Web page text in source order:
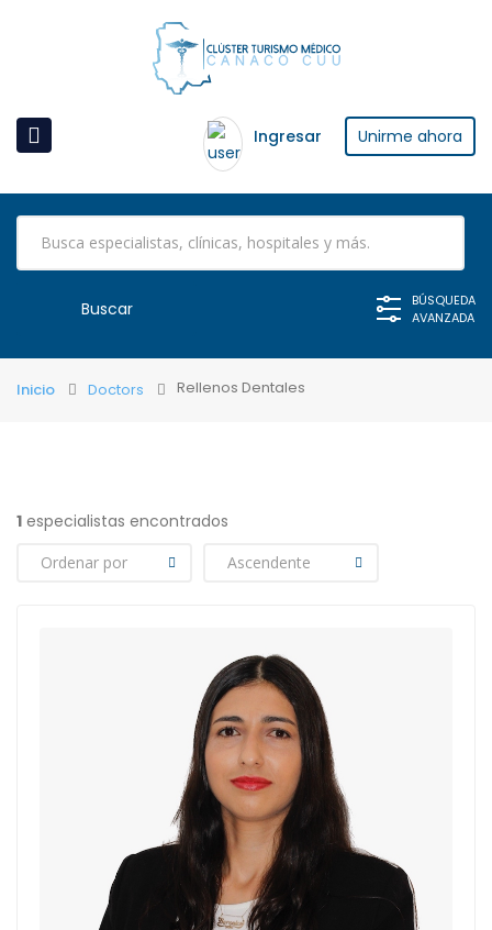
Ingresar Unirme ahora
BÚSQUEDA
AVANZADA
Inicio Doctors Rellenos Dentales
1 especialistas encontrados